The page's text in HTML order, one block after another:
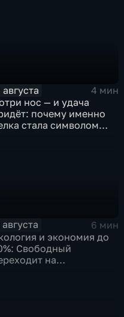
августа
4 мин
нос — и удача
почему именно
стала символом
августа
6 мин
и экономия до
Свободный
на